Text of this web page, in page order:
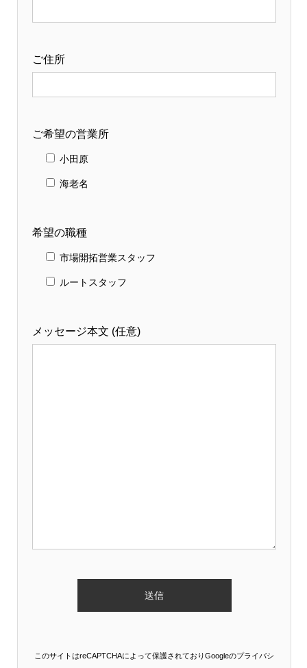
ご住所
ご希望の営業所
小田原
海老名
希望の職種
市場開拓営業スタッフ
ルートスタッフ
メッセージ本文 (任意)
このサイトはreCAPTCHAによって保護されておりGoogleのプライバシ